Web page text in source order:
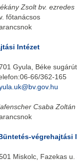
Zsolt bv. ezredes
főtanácsos
Intézet
Gyula, Béke sugárút
66/362-165
Csaba
végrehajtási
Miskolc, Fazekas u.